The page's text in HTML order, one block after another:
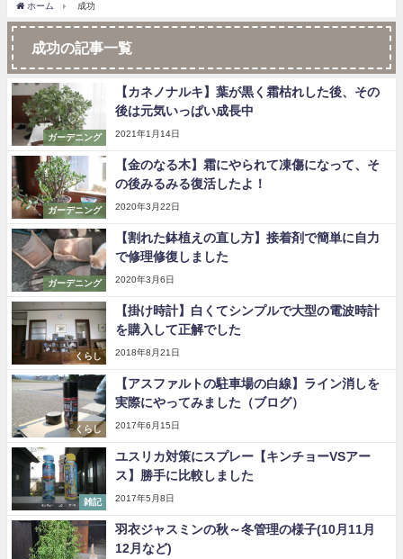
ホーム 成功
成功の記事一覧
ガーデニング
【カネノナルキ】葉が黒く霜枯れした後、その
後は元気いっぱい成長中
2021年1月14日
ガーデニング
【金のなる木】霜にやられて凍傷になって、そ
の後みるみる復活したよ！
2020年3月22日
ガーデニング
【割れた鉢植えの直し方】接着剤で簡単に自力
で修理修復しました
2020年3月6日
くらし
【掛け時計】白くてシンプルで大型の電波時計
を購入して正解でした
2018年8月21日
くらし
【アスファルトの駐車場の白線】ライン消しを
実際にやってみました（ブログ）
2017年6月15日
雑記
ユスリカ対策にスプレー【キンチョーVSアー
ス】勝手に比較しました
2017年5月8日
羽衣ジャスミンの秋～冬管理の様子(10月11月
12月など)